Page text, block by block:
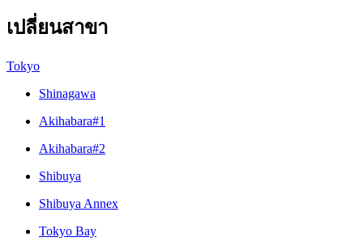
เปลี่ยนสาขา
Tokyo
Shinagawa
Akihabara#1
Akihabara#2
Shibuya
Shibuya Annex
Tokyo Bay